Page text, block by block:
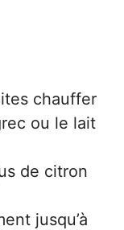
chauffer
ou le lait
de citron
jusqu’à